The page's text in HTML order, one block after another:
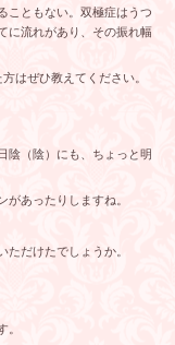
こともない。双極症はうつ
に流れがあり、その振れ幅
はぜひ教えてください。
陰（陰）にも、ちょっと明
あったりしますね。
だけたでしょうか。